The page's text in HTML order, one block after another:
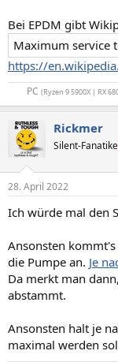
Bei EPDM gibt
Maximum service
https://
PC (Ryzen 9 5900X | RX
Rickmer
Silent-
28. April 2022
Ich würde mal den
Ansonsten
die Pumpe an. Je
Da merkt man
abstammt.
Ansonsten halt je
maximal werden